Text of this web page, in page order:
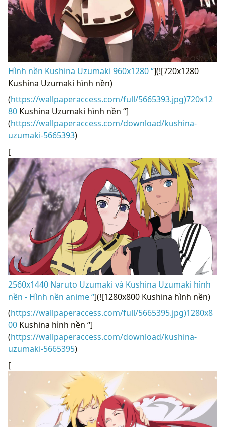
Hình nền Kushina Uzumaki 960x1280 “](![720x1280
Kushina Uzumaki hình nền)
(https://wallpaperaccess.com/full/5665393.jpg)720x12
80 Kushina Uzumaki hình nền “]
(https://wallpaperaccess.com/download/kushina-
uzumaki-5665393)
[
2560x1440 Naruto Uzumaki và Kushina Uzumaki hình
nền - Hình nền anime “](![1280x800 Kushina hình nền)
(https://wallpaperaccess.com/full/5665395.jpg)1280x8
00 Kushina hình nền “]
(https://wallpaperaccess.com/download/kushina-
uzumaki-5665395)
[